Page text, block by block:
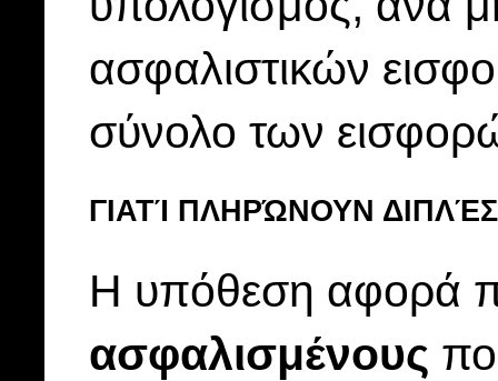
ασφαλιστικών
σύνολο των
ΓΙΑΤΊ ΠΛΗΡΏΝΟΥΝ
Η υπόθεση αφορά
ασφαλισμένους